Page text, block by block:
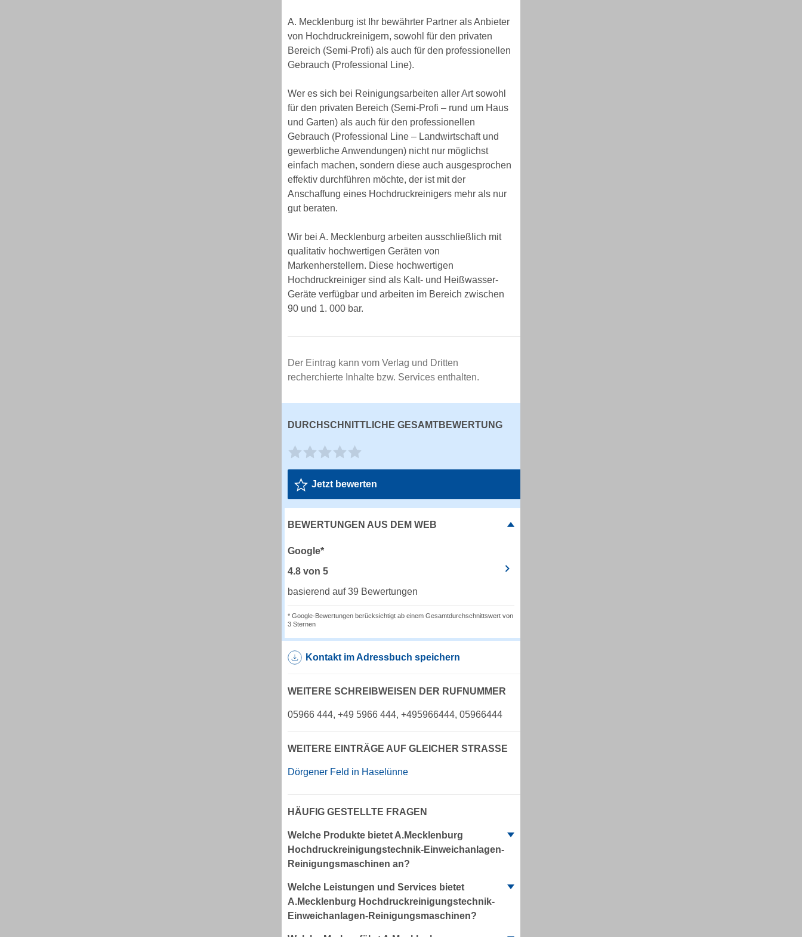
A. Mecklenburg ist Ihr bewährter Partner als Anbieter
von Hochdruckreinigern, sowohl für den privaten
Bereich (Semi-Profi) als auch für den professionellen
Gebrauch (Professional Line).
Wer es sich bei Reinigungsarbeiten aller Art sowohl
für den privaten Bereich (Semi-Profi – rund um Haus
und Garten) als auch für den professionellen
Gebrauch (Professional Line – Landwirtschaft und
gewerbliche Anwendungen) nicht nur möglichst
einfach machen, sondern diese auch ausgesprochen
effektiv durchführen möchte, der ist mit der
Anschaffung eines Hochdruckreinigers mehr als nur
gut beraten.
Wir bei A. Mecklenburg arbeiten ausschließlich mit
qualitativ hochwertigen Geräten von
Markenherstellern. Diese hochwertigen
Hochdruckreiniger sind als Kalt- und Heißwasser-
Geräte verfügbar und arbeiten im Bereich zwischen
90 und 1. 000 bar.
Der Eintrag kann vom Verlag und Dritten
recherchierte Inhalte bzw. Services enthalten.
DURCHSCHNITTLICHE GESAMTBEWERTUNG
Jetzt bewerten
BEWERTUNGEN AUS DEM WEB
Google*
4.8 von 5
basierend auf 39 Bewertungen
* Google-Bewertungen berücksichtigt ab einem Gesamtdurchschnittswert von
3 Sternen
Kontakt im Adressbuch speichern
WEITERE SCHREIBWEISEN DER RUFNUMMER
05966 444, +49 5966 444, +495966444, 05966444
WEITERE EINTRÄGE AUF GLEICHER STRASSE
Dörgener Feld in Haselünne
HÄUFIG GESTELLTE FRAGEN
Welche Produkte bietet A.Mecklenburg
Hochdruckreinigungstechnik-Einweichanlagen-
Reinigungsmaschinen an?
Welche Leistungen und Services bietet
A.Mecklenburg Hochdruckreinigungstechnik-
Einweichanlagen-Reinigungsmaschinen?